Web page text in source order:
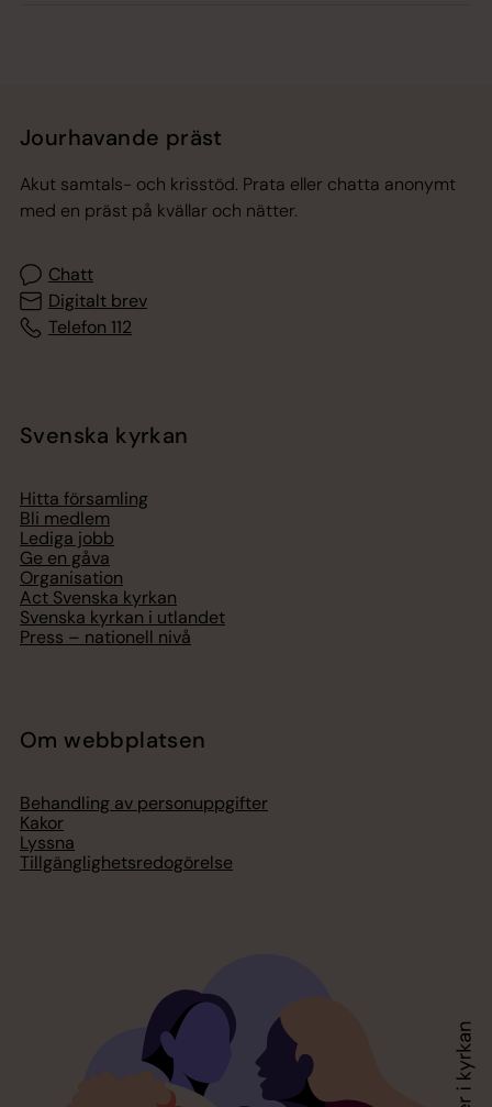
Jourhavande präst
Akut samtals- och krisstöd. Prata eller chatta anonymt
med en präst på kvällar och nätter.
Chatt
Digitalt brev
Telefon 112
Svenska kyrkan
Hitta församling
Bli medlem
Lediga jobb
Ge en gåva
Organisation
Act Svenska kyrkan
Svenska kyrkan i utlandet
Press – nationell nivå
Om webbplatsen
Behandling av personuppgifter
Kakor
Lyssna
Tillgänglighetsredogörelse